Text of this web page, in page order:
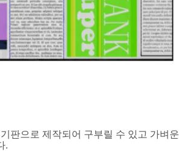
판으로 제작되어 구부릴 수 있고 가벼운
.